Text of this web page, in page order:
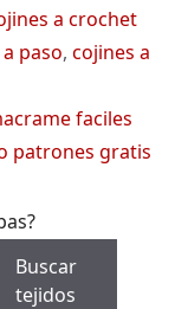
a crochet
paso, cojines a
faciles
patrones gratis
Buscar
tejidos